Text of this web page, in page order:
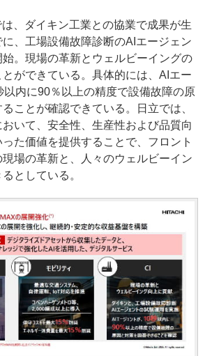
、ダイキン工業との協業で成果が生
に、工場設備故障診断のAIエージェン
始。現場の革新とウェルビーイングの
ができている。具体的には、AIエー
以内に90％以上の精度で設備故障の原
ことが確認できている。日立では、
いて、安全性、生産性および品質向
った価値を提供することで、フロント
場の革新と、人々のウェルビーイン
としている。